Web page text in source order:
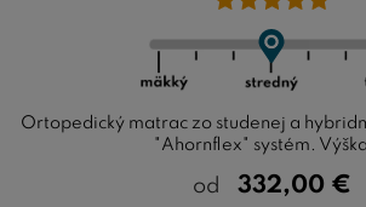
Ortopedický matrac zo studenej a
"Ahornflex" systém. Výška
od 332,00 €